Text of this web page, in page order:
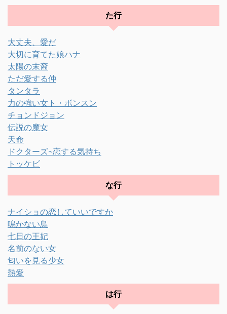
た行
大丈夫、愛だ
大切に育てた娘ハナ
太陽の末裔
ただ愛する仲
タンタラ
力の強い女ト・ボンスン
チョンドジョン
伝説の魔女
天命
ドクターズ~恋する気持ち
トッケビ
な行
ナイショの恋していいですか
鳴かない鳥
七日の王妃
名前のない女
匂いを見る少女
熱愛
は行